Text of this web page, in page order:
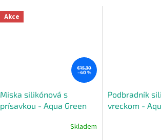
Akce
€15,30
–40 %
Miska silikónová s
prísavkou - Aqua Green
Skladem
Podbradník
vreckom -